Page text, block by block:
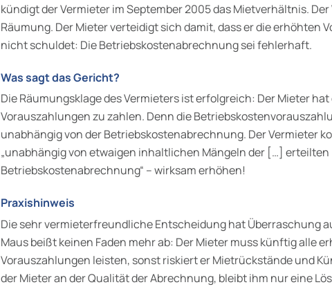
kündigt der Vermieter im September 2005 das Mietverhältnis.
Räumung. Der Mieter verteidigt sich damit, dass er die erhöhten
nicht schuldet: Die Betriebskostenabrechnung sei fehlerhaft.
Was sagt das Gericht?
Die Räumungsklage des Vermieters ist erfolgreich: Der Mieter
Vorauszahlungen zu zahlen. Denn die
unabhängig von der Betriebskostenabrechnung. Der Vermieter
„unabhängig von etwaigen inhaltlichen Mängeln der […] erteilten
Betriebskostenabrechnung“ – wirksam erhöhen!
Praxishinweis
Die sehr vermieterfreundliche Entscheidung hat Überraschung
Maus beißt keinen Faden mehr ab: Der Mieter muss künftig alle
Vorauszahlungen leisten, sonst riskiert er Mietrückstände und
der Mieter an der Qualität der Abrechnung, bleibt ihm nur eine